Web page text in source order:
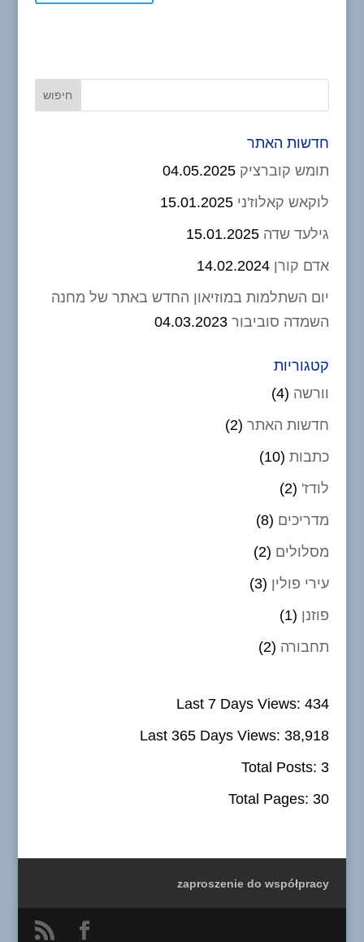
חדשות האתר
תומש קוברציק 04.05.2025
לוקאש קאלוז'ני 15.01.2025
גילעד שדה 15.01.2025
אדם קורן 14.02.2024
יום השתלמות במוזיאון החדש באתר של מחנה
השמדה סוביבור 04.03.2023
קטגוריות
וורשה (4)
חדשות האתר(2)
כתבות(10)
לודז' (2)
מדריכים (8)
מסלולים (2)
עירי פולין (3)
פוזנן (1)
תחבורה (2)
Last 7 Days Views:434
Last 365 Days Views:38,918
Total Posts:3
Total Pages:30
zaproszenie do współpracy